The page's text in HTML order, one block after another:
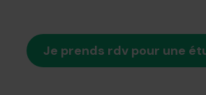
Je prends rdv pour une